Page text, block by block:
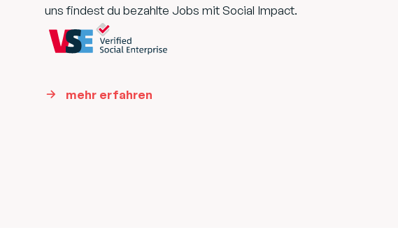
uns findest du bezahlte Jobs mit Social Impact.
mehr erfahren